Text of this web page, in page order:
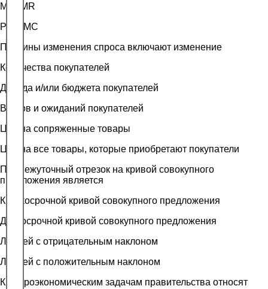
MC=MR
P&gt,MC
Причины изменения спроса включают изменение
Количества покупателей
Дохода и/или бюджета покупателей
Вкусов и ожиданий покупателей
Цен на сопряженные товары
Цен на все товары, которые приобретают покупатели
Промежуточный отрезок на кривой совокупного
предложения является
Краткосрочной кривой совокупного предложения
Долгосрочной кривой совокупного предложения
Линией с отрицательным наклоном
Линией с положительным наклоном
К макроэкономическим задачам правительства относят